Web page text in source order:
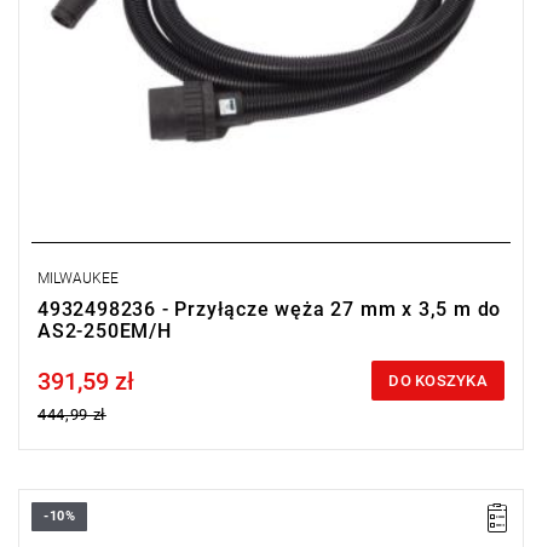
MILWAUKEE
4932498236 - Przyłącze węża 27 mm x 3,5 m do
AS2-250EM/H
Price tax included
391,59 zł
444,99 zł
DO KOSZYKA
-10%